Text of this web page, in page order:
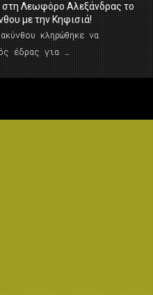
στη Λεωφόρο Αλεξάνδρας το
με την Κηφισιά!
κληρώθηκε να
έδρας για …